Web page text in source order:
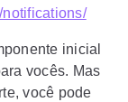
notifications/
inicial
vocês. Mas
você pode